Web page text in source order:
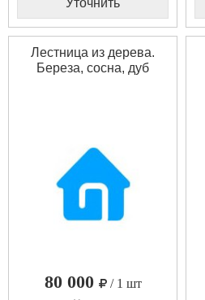
Уточнить
Лестница из дерева.
Береза, сосна, дуб
80 000
/ 1 шт